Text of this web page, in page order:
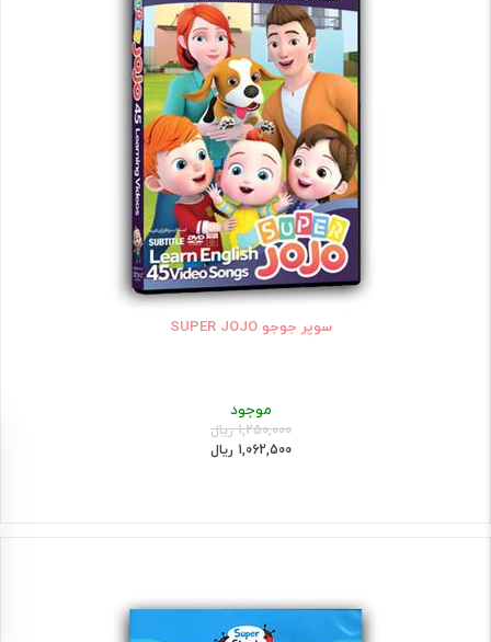
سوپر جوجو SUPER JOJO
موجود
1,250,000 ریال
1,062,500 ریال